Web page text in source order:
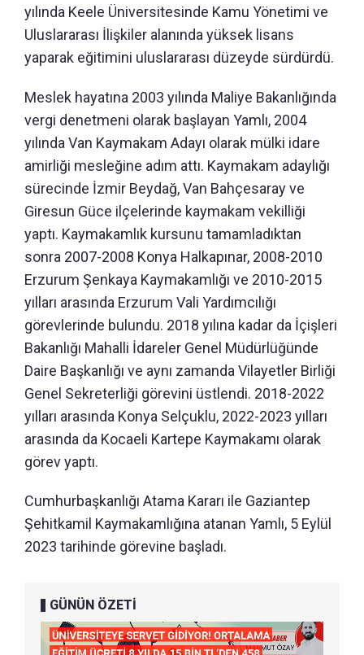
yılında Keele Üniversitesinde Kamu Yönetimi ve
Uluslararası İlişkiler alanında yüksek lisans
yaparak eğitimini uluslararası düzeyde sürdürdü.
Meslek hayatına 2003 yılında Maliye Bakanlığında
vergi denetmeni olarak başlayan Yamlı, 2004
yılında Van Kaymakam Adayı olarak mülki idare
amirliği mesleğine adım attı. Kaymakam adaylığı
sürecinde İzmir Beydağ, Van Bahçesaray ve
Giresun Güce ilçelerinde kaymakam vekilliği
yaptı. Kaymakamlık kursunu tamamladıktan
sonra 2007-2008 Konya Halkapınar, 2008-2010
Erzurum Şenkaya Kaymakamlığı ve 2010-2015
yılları arasında Erzurum Vali Yardımcılığı
görevlerinde bulundu. 2018 yılına kadar da İçişleri
Bakanlığı Mahalli İdareler Genel Müdürlüğünde
Daire Başkanlığı ve aynı zamanda Vilayetler Birliği
Genel Sekreterliği görevini üstlendi. 2018-2022
yılları arasında Konya Selçuklu, 2022-2023 yılları
arasında da Kocaeli Kartepe Kaymakamı olarak
görev yaptı.
Cumhurbaşkanlığı Atama Kararı ile Gaziantep
Şehitkamil Kaymakamlığına atanan Yamlı, 5 Eylül
2023 tarihinde görevine başladı.
GÜNÜN ÖZETİ